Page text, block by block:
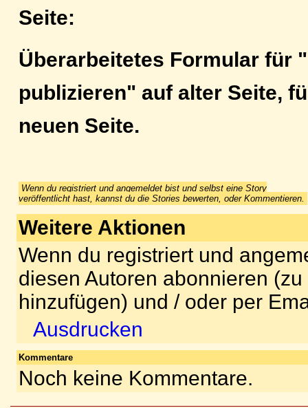
Seite:
Überarbeitetes Formular für
publizieren" auf alter Seite,
neuen Seite.
Wenn du registriert und angemeldet bist und selbst eine Story
veröffentlicht hast, kannst du die Stories bewerten, oder Kommentieren.
Weitere Aktionen
Wenn du registriert und
diesen Autoren abonnieren
hinzufügen) und / oder per
Ausdrucken
Kommentare
Noch keine Kommentare.